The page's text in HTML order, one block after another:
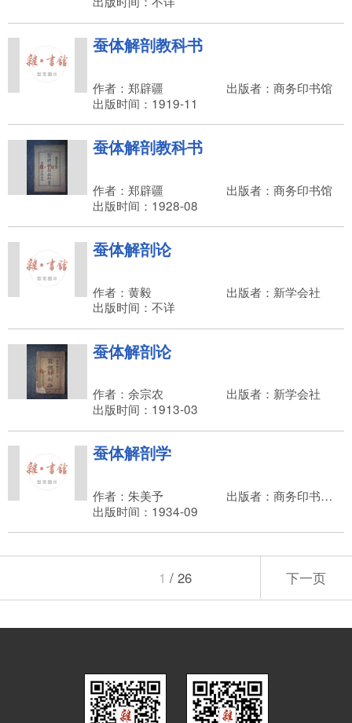
蚕体解剖教科书
作者：郑辟疆
出版者：商务印书馆
出版时间：1919-11
蚕体解剖教科书
作者：郑辟疆
出版者：商务印书馆
出版时间：1928-08
蚕体解剖论
作者：黄毅
出版者：新学会社
出版时间：不详
蚕体解剖论
作者：余宗农
出版者：新学会社
出版时间：1913-03
蚕体解剖学
作者：朱美予
出版者：商务印书馆，王云五
出版时间：1934-09
1 / 26 下一页